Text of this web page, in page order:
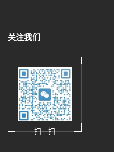
关注我们
扫一扫